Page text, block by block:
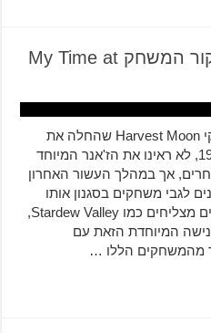
הזמן שלי יקר ערך – סיקור המשחק My Time at
אחרי ההצלחה של סדרת משחקי Harvest Moon שהחלה את
דרכה על ה-SNES בקיץ של 1996, לא ראינו את הז'אנר המיוחד
אך במהלך העשור האחרון
לגבי משחקים בסגנון אותו
משחק ראשון וקלאסי, ועם כותרים מצליחים כמו Stardew Valley,
המיוחדת הזאת עם
מהמשחקים הללו …